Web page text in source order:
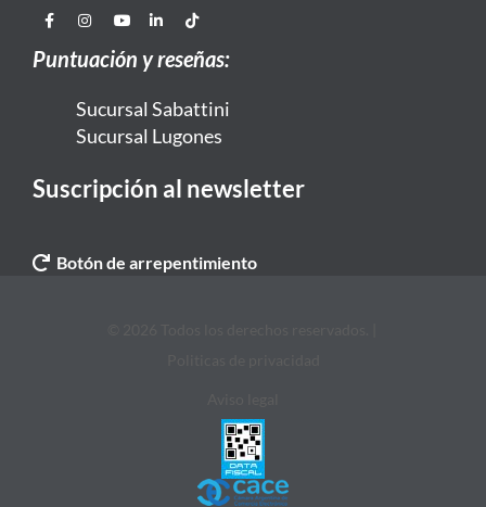
Puntuación y reseñas:
Sucursal Sabattini
Sucursal Lugones
Suscripción al newsletter
Botón de arrepentimiento